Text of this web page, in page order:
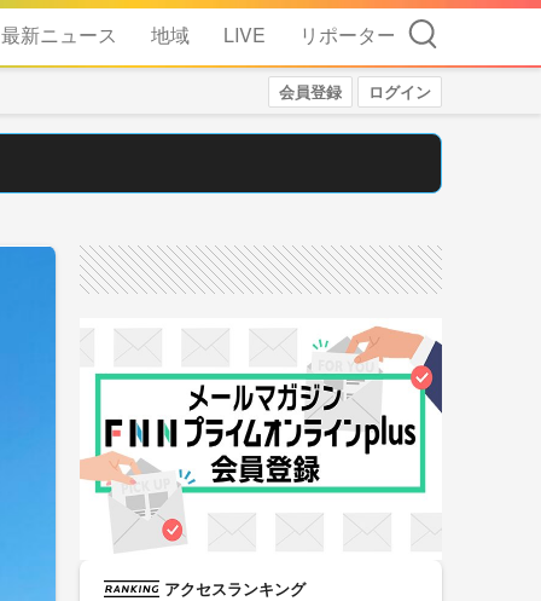
最新ニュース 地域 LIVE リポーター 検索
会員登録 ログイン
アクセスランキング